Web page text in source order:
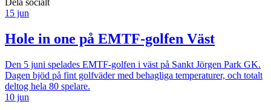
Dela socialt
15 jun
Hole in one på EMTF-golfen Väst
Den 5 juni spelades EMTF-golfen i väst på Sankt Jörgen Park GK.
Dagen bjöd på fint golfväder med behagliga temperaturer, och totalt
deltog hela 80 spelare.
10 jun